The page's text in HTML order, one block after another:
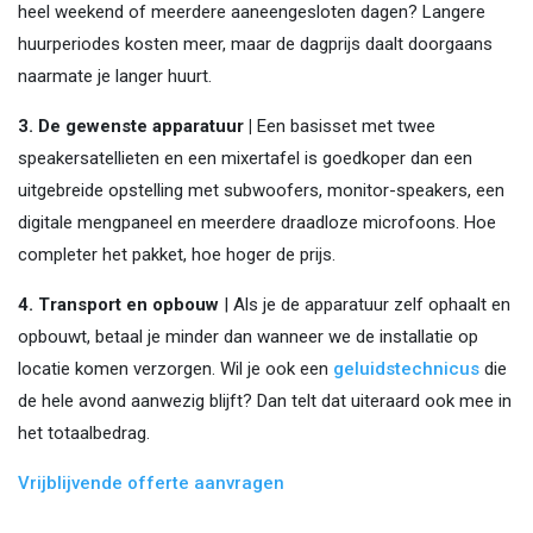
heel weekend of meerdere aaneengesloten dagen? Langere
huurperiodes kosten meer, maar de dagprijs daalt doorgaans
naarmate je langer huurt.
3. De gewenste apparatuur | Een basisset met twee
speakersatellieten en een mixertafel is goedkoper dan een
uitgebreide opstelling met subwoofers, monitor-speakers, een
digitale mengpaneel en meerdere draadloze microfoons. Hoe
completer het pakket, hoe hoger de prijs.
4. Transport en opbouw | Als je de apparatuur zelf ophaalt en
opbouwt, betaal je minder dan wanneer we de installatie op
locatie komen verzorgen. Wil je ook een geluidstechnicus die
de hele avond aanwezig blijft? Dan telt dat uiteraard ook mee in
het totaalbedrag.
Vrijblijvende offerte aanvragen